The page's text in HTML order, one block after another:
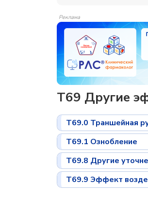
Реклама
T69 Другие
T69.0 Траншейная
T69.1 Ознобление
T69.8 Другие
T69.9 Эффект